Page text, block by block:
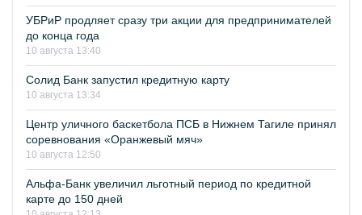
УБРиР продляет сразу три акции для предпринимателей
до конца года
10 августа 13:40
Солид Банк запустил кредитную карту
10 августа 13:34
Центр уличного баскетбола ПСБ в Нижнем Тагиле принял
соревнования «Оранжевый мяч»
10 августа 12:50
Альфа-Банк увеличил льготный период по кредитной
карте до 150 дней